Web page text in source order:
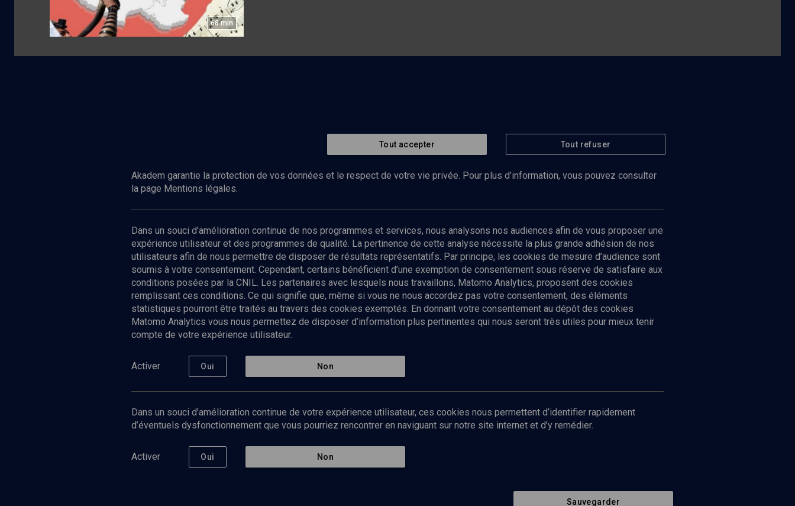
68 min
Abonnez-vous à notre newsletter
Envoyer
Nos Chaines
Culture
Limoud
Université
Podcast
Politique de protection des données
personnelles
Mentions légales
Contact
Tout accepter Tout refuser
Akadem garantie la protection de vos données et le respect de votre vie privée. Pour plus d’information, vous pouvez consulter
la page Mentions légales.
Dans un souci d’amélioration continue de nos programmes et services, nous analysons nos audiences afin de vous proposer une
expérience utilisateur et des programmes de qualité. La pertinence de cette analyse nécessite la plus grande adhésion de nos
utilisateurs afin de nous permettre de disposer de résultats représentatifs. Par principe, les cookies de mesure d’audience sont
soumis à votre consentement. Cependant, certains bénéficient d’une exemption de consentement sous réserve de satisfaire aux
conditions posées par la CNIL. Les partenaires avec lesquels nous travaillons, Matomo Analytics, proposent des cookies
remplissant ces conditions. Ce qui signifie que, même si vous ne nous accordez pas votre consentement, des éléments
statistiques pourront être traités au travers des cookies exemptés. En donnant votre consentement au dépôt des cookies
Matomo Analytics vous nous permettez de disposer d’information plus pertinentes qui nous seront très utiles pour mieux tenir
compte de votre expérience utilisateur.
Activer Oui Non
Dans un souci d’amélioration continue de votre expérience utilisateur, ces cookies nous permettent d’identifier rapidement
d’éventuels dysfonctionnement que vous pourriez rencontrer en naviguant sur notre site internet et d’y remédier.
Activer Oui Non
Sauvegarder